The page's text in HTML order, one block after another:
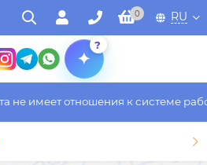
0 RU
?
имеет отношения к системе